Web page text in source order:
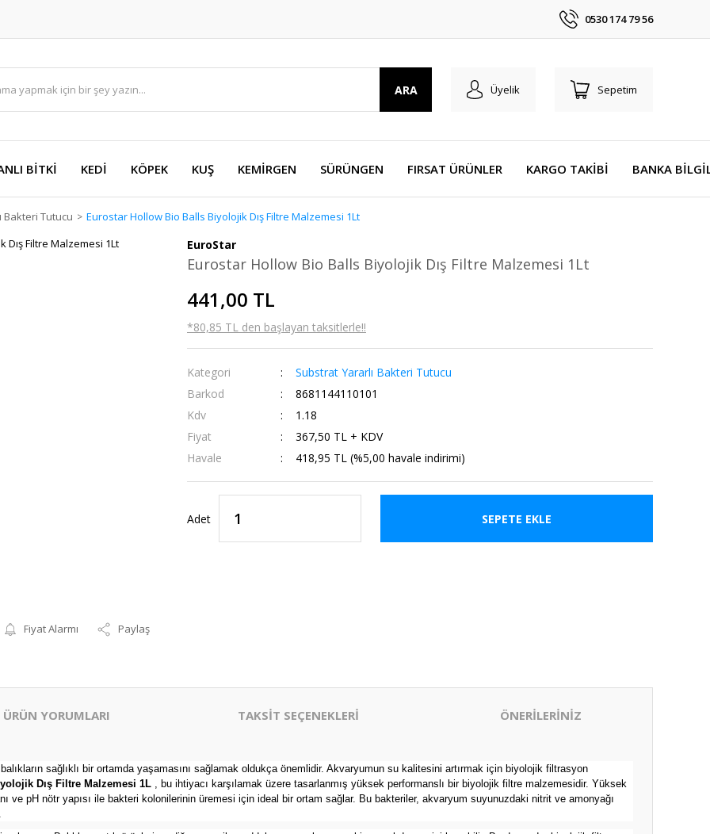
0530 174 79 56
ARA Üyelik Sepetim
BİTKİ KEDİ KÖPEK KUŞ KEMİRGEN SÜRÜNGEN FIRSAT ÜRÜNLER KARGO TAKİBİ BANKA
Bakteri Tutucu Eurostar Hollow Bio Balls Biyolojik Dış Filtre Malzemesi 1Lt
Fiyat Alarmı Paylaş
EuroStar
Eurostar Hollow Bio Balls Biyolojik Dış Filtre Malzemesi 1Lt
441,00 TL
*80,85 TL den başlayan taksitlerle!!
Kategori
Substrat Yararlı Bakteri Tutucu
Barkod
8681144110101
Kdv
1.18
Fiyat
367,50 TL + KDV
Havale
418,95 TL (%5,00 havale indirimi)
Adet SEPETE EKLE
ÜRÜN YORUMLARI TAKSİT SEÇENEKLERİ ÖNERİLERİNİZ
sağlıklı bir ortamda yaşamasını sağlamak oldukça önemlidir. Akvaryumun su kalitesini artırmak için biyolojik filtrasyon
Dış Filtre Malzemesi 1L , bu ihtiyacı karşılamak üzere tasarlanmış yüksek performanslı bir biyolojik filtre malzemesidir. Yüksek
ve pH nötr yapısı ile bakteri kolonilerinin üremesi için ideal bir ortam sağlar. Bu bakteriler, akvaryum suyunuzdaki nitrit ve amonyağı